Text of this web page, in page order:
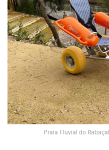
Praia Fluvial do